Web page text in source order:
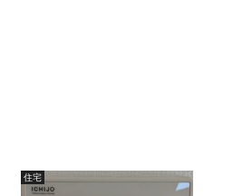
住宅